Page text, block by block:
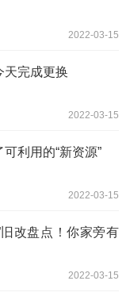
2022-03-15
天完成更换
2022-03-15
利用的“新资源”
2022-03-15
改盘点！你家旁有
2022-03-15